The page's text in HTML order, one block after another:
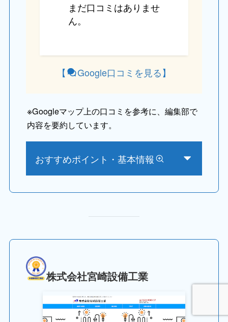
まだ口コミはありませ
ん。
【 Google口コミを見る】
※Googleマップ上の口コミを参考に、編集部で
内容を要約しています。
おすすめポイント・基本情報
株式会社宮崎設備工業